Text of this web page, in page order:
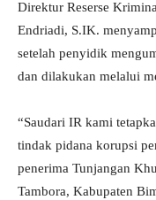
Direktur Reserse
Endriadi, S.IK.
setelah penyidik
dan dilakukan melalui
“Saudari IR kami
tindak pidana korupsi
penerima Tunjangan
Tambora, Kabupaten